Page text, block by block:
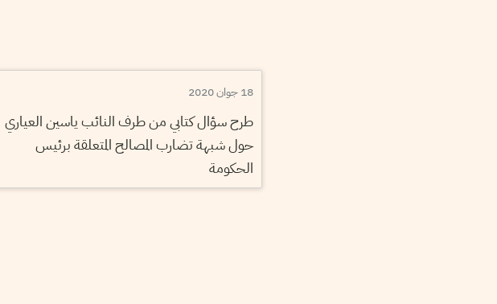
18 جوان 2020
طرح سؤال كتابي من طرف النائب ياسين العياري
حول شبهة تضارب المصالح المتعلقة برئيس
الحكومة